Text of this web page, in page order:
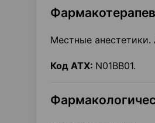
Местные
Код ATX: N01BB01.